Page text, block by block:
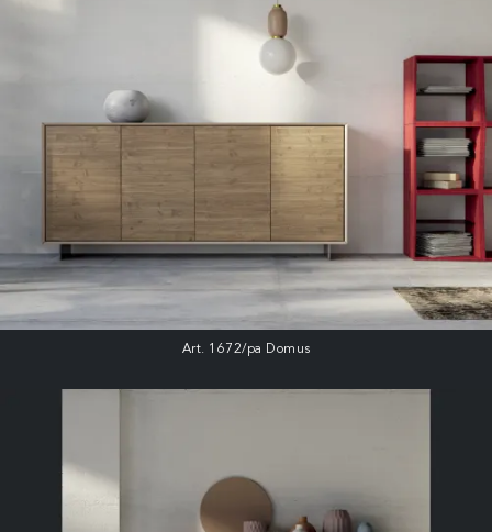
Art. 1672/pa Domus